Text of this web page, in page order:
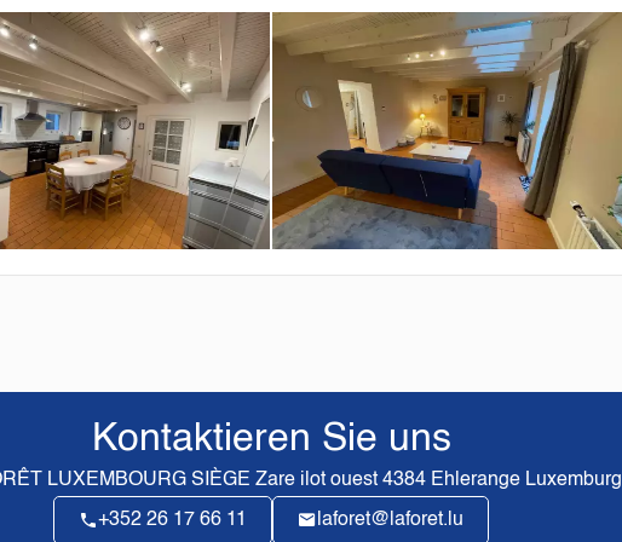
Kontaktieren Sie uns
LUXEMBOURG SIÈGE Zare ilot ouest 4384 Ehlerange Luxemburg
+352 26 17 66 11 laforet@laforet.lu